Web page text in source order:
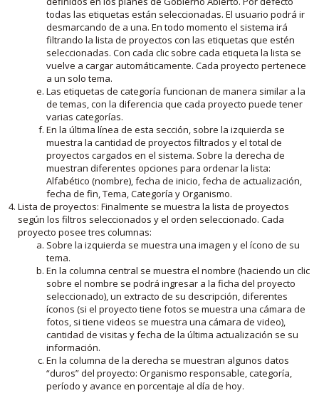
todas las etiquetas están seleccionadas. El usuario podrá ir
desmarcando de a una. En todo momento el sistema irá
filtrando la lista de proyectos con las etiquetas que estén
seleccionadas. Con cada clic sobre cada etiqueta la lista se
vuelve a cargar automáticamente. Cada proyecto pertenece
a un solo tema.
Las etiquetas de categoría funcionan de manera similar a la
de temas, con la diferencia que cada proyecto puede tener
varias categorías.
En la última línea de esta sección, sobre la izquierda se
muestra la cantidad de proyectos filtrados y el total de
proyectos cargados en el sistema. Sobre la derecha de
muestran diferentes opciones para ordenar la lista:
Alfabético (nombre), fecha de inicio, fecha de actualización,
fecha de fin, Tema, Categoría y Organismo.
Lista de proyectos: Finalmente se muestra la lista de proyectos
según los filtros seleccionados y el orden seleccionado. Cada
proyecto posee tres columnas:
Sobre la izquierda se muestra una imagen y el ícono de su
tema.
En la columna central se muestra el nombre (haciendo un clic
sobre el nombre se podrá ingresar a la ficha del proyecto
seleccionado), un extracto de su descripción, diferentes
íconos (si el proyecto tiene fotos se muestra una cámara de
fotos, si tiene videos se muestra una cámara de video),
cantidad de visitas y fecha de la última actualización se su
información.
En la columna de la derecha se muestran algunos datos
“duros” del proyecto: Organismo responsable, categoría,
período y avance en porcentaje al día de hoy.